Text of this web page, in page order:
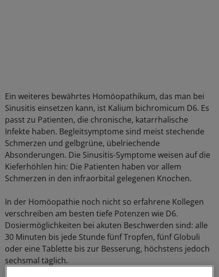
Ein weiteres bewährtes Homöopathikum, das man bei
Sinusitis einsetzen kann, ist Kalium bichromicum D6. Es
passt zu Patienten, die chronische, katarrhalische
Infekte haben. Begleitsymptome sind meist stechende
Schmerzen und gelbgrüne, übelriechende
Absonderungen. Die Sinusitis-Symptome weisen auf die
Kieferhöhlen hin: Die Patienten haben vor allem
Schmerzen in den infraorbital gelegenen Knochen.
In der Homöopathie noch nicht so erfahrene Kollegen
verschreiben am besten tiefe Potenzen wie D6.
Dosiermöglichkeiten bei akuten Beschwerden sind: alle
30 Minuten bis jede Stunde fünf Tropfen, fünf Globuli
oder eine Tablette bis zur Besserung, höchstens jedoch
sechsmal täglich.